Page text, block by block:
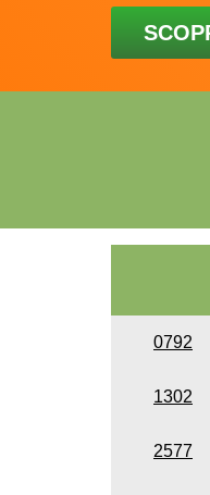
0792
1302
2577